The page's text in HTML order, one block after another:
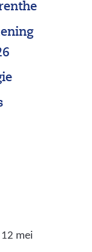
mei